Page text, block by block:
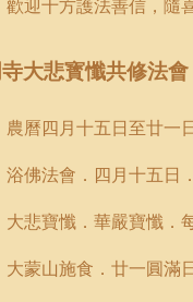
歡迎十方護法善信，隨
大悲寳懺共修法會
農曆四月十五日至廿一
浴佛法會．四月十五日
大悲寶懺．華嚴寶懺．
大蒙山施食．廿一圓滿